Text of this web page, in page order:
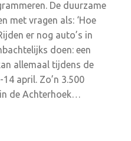
De duurzame
met vragen als: ‘Hoe
er nog auto’s in
doen: een
allemaal tijdens de
april. Zo’n 3.500
de Achterhoek…